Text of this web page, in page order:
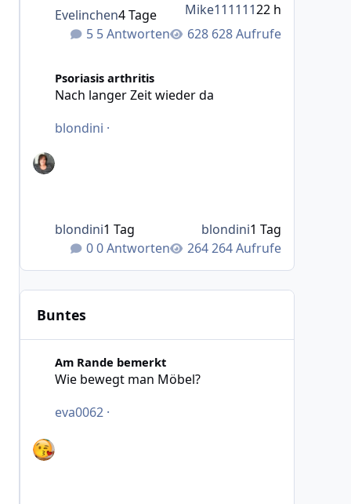
5 Antworten 628 Aufrufe
Evelinchen4 Tage Mike11111122 h
Psoriasis arthritis
Nach langer Zeit wieder da
blondini ·
0 Antworten 264 Aufrufe
blondini1 Tag blondini1 Tag
Buntes
Am Rande bemerkt
Wie bewegt man Möbel?
eva0062 ·